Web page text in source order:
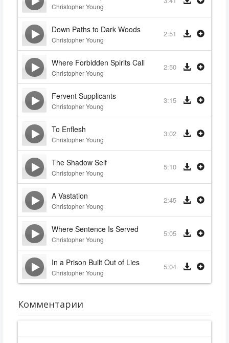
Christopher Young
Down Paths to Dark Woods
Christopher Young
2:51
Where Forbidden Spirits Call
Christopher Young
2:50
Fervent Supplicants
Christopher Young
3:15
To Enflesh
Christopher Young
3:02
The Shadow Self
Christopher Young
5:10
A Vastation
Christopher Young
2:45
Where Sentence Is Served
Christopher Young
5:05
In a Prison Built Out of Lies
Christopher Young
5:04
Комментарии